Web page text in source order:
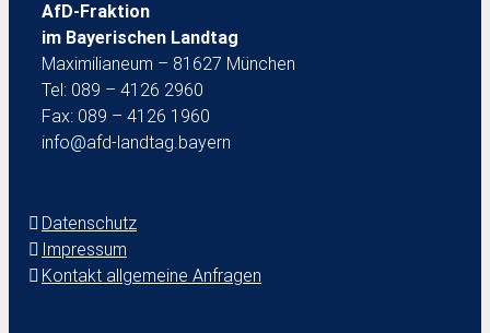
AfD-Fraktion
im Bayerischen Landtag
Maximilianeum – 81627 München
Tel: 089 – 4126 2960
Fax: 089 – 4126 1960
info@afd-landtag.bayern
Datenschutz
Impressum
Kontakt allgemeine Anfragen